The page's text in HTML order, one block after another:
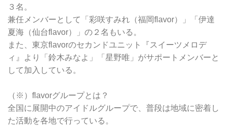
３名。
兼任メンバーとして「彩咲すみれ（福岡flavor）」「伊達
夏海（仙台flavor）」の２名もいる。
また、東京flavorのセカンドユニット『スイーツメロデ
ィ』より「鈴木みなよ」「星野唯」がサポートメンバーと
して加入している。
（※）flavorグループとは？
全国に展開中のアイドルグループで、普段は地域に密着し
た活動を各地で行っている。